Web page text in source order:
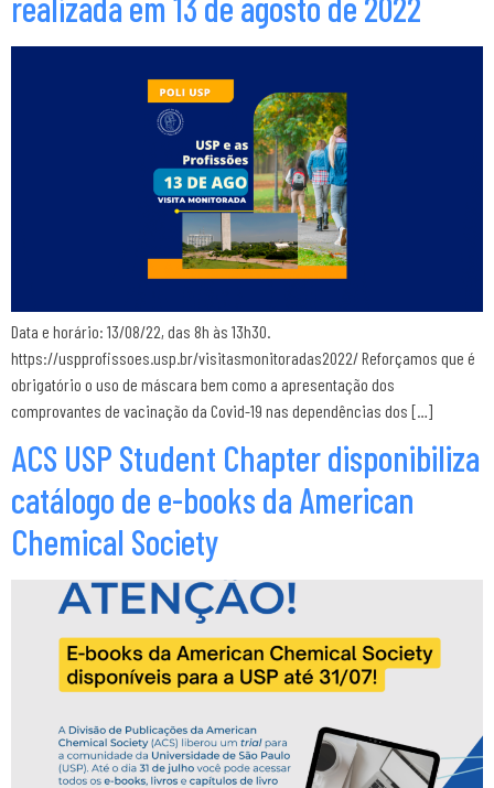
Data e horário: 13/08/22, das 8h às 13h30.
https://uspprofissoes.usp.br/visitasmonitoradas2022/ Reforçamos que é
obrigatório o uso de máscara bem como a apresentação dos
comprovantes de vacinação da Covid-19 nas dependências dos […]
ACS USP Student Chapter disponibiliza
catálogo de e-books da American
Chemical Society